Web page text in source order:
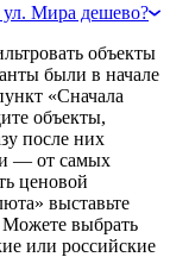
ул. Мира дешево?
объекты
были в начале
«Сначала
объекты,
после них
— от самых
ценовой
выставьте
выбрать
или российские